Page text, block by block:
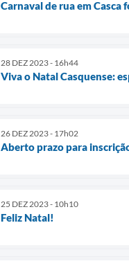
Carnaval de rua em Casca
28 DEZ 2023 - 16h44
Viva o Natal Casquense:
26 DEZ 2023 - 17h02
Aberto prazo para
25 DEZ 2023 - 10h10
Feliz Natal!